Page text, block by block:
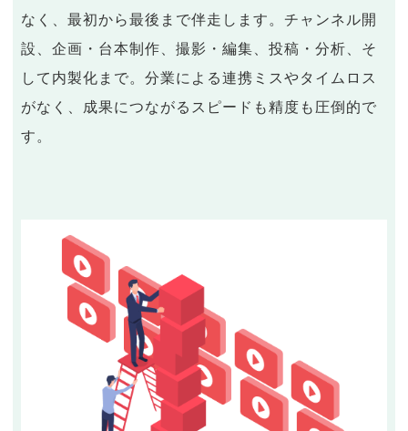
なく、最初から最後まで伴走します。チャンネル開
設、企画・台本制作、撮影・編集、投稿・分析、そ
して内製化まで。分業による連携ミスやタイムロス
がなく、成果につながるスピードも精度も圧倒的で
す。